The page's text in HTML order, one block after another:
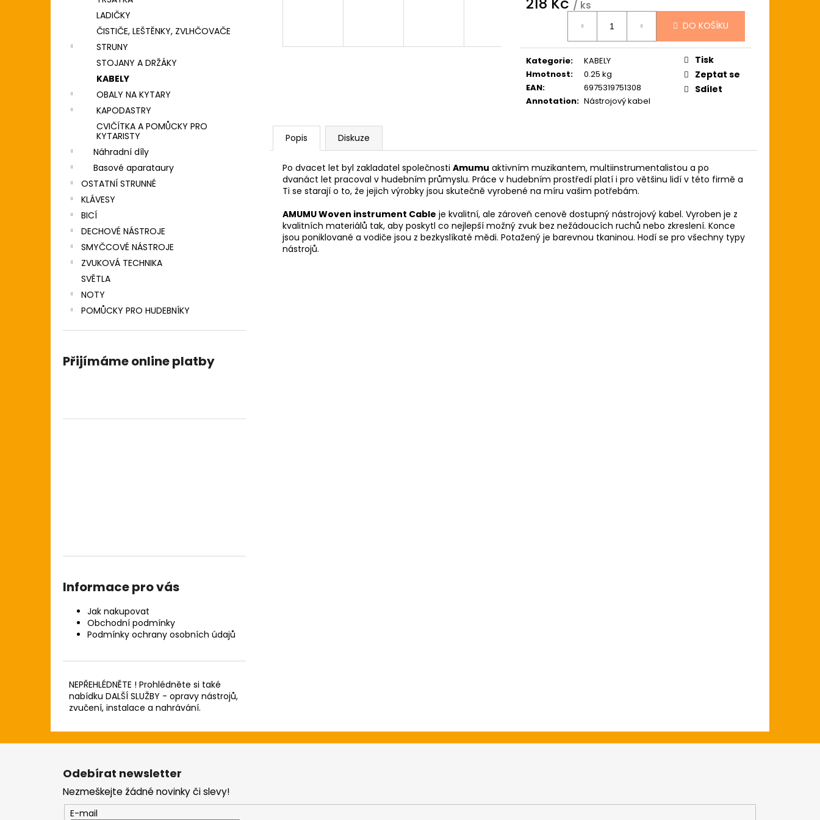
LADIČKY
ČISTIČE, LEŠTĚNKY, ZVLHČOVAČE
STRUNY
STOJANY A DRŽÁKY
KABELY
OBALY NA KYTARY
KAPODASTRY
CVIČÍTKA A POMŮCKY PRO
KYTARISTY
Náhradní díly
Basové aparataury
OSTATNÍ STRUNNÉ
KLÁVESY
BICÍ
DECHOVÉ NÁSTROJE
SMYČCOVÉ NÁSTROJE
ZVUKOVÁ TECHNIKA
SVĚTLA
NOTY
POMŮCKY PRO HUDEBNÍKY
Přijímáme online platby
Informace pro vás
Jak nakupovat
Obchodní podmínky
Podmínky ochrany osobních údajů
NEPŘEHLÉDNĚTE ! Prohlédněte si také
nabídku DALŠÍ SLUŽBY - opravy nástrojů,
zvučení, instalace a nahrávání.
/ ks
DO KOŠÍKU
Kategorie:
KABELY
Hmotnost:
0.25 kg
EAN:
6975319751308
Annotation: Nástrojový kabel
Tisk
Zeptat se
Sdílet
Popis Diskuze
Po dvacet let byl zakladatel společnosti Amumu aktivním muzikantem, multiinstrumentalistou a po
dvanáct let pracoval v hudebním průmyslu. Práce v hudebním prostředí platí i pro většinu lidí v této firmě a
Ti se starají o to, že jejich výrobky jsou skutečně vyrobené na míru vašim potřebám.
AMUMU Woven instrument Cable je kvalitní, ale zároveň cenově dostupný nástrojový kabel. Vyroben je z
kvalitních materiálů tak, aby poskytl co nejlepší možný zvuk bez nežádoucích ruchů nebo zkreslení. Konce
jsou poniklované a vodiče jsou z bezkyslíkaté mědi. Potažený je barevnou tkaninou. Hodí se pro všechny typy
nástrojů.
2 190 Kč
Odebírat newsletter
Nezmeškejte žádné novinky či slevy!
E-mail